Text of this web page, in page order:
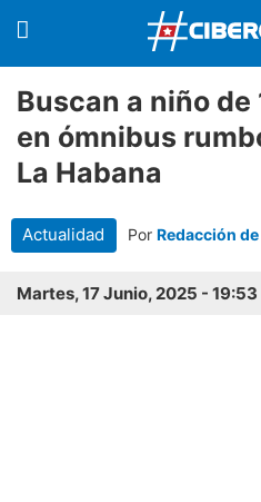
Buscan a niño
en ómnibus
La Habana
Actualidad Por Redacción
Martes, 17 Junio, 2025 - 19:53